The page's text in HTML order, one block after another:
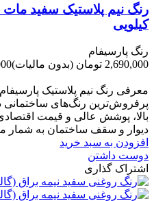
کیلویی
رنگ پارسیفام
2,690,000 تومان
(بدون مالیات)
معرفی رنگ نیم پلاستیک
پرفروش‌ترین رنگ‌های ساختمانی
بالا، پوشش عالی و قیمت
دیوار و سقف ساختمان به شمار
افزودن به سبد خرید
دوست داشتن
اشتراک گذاری